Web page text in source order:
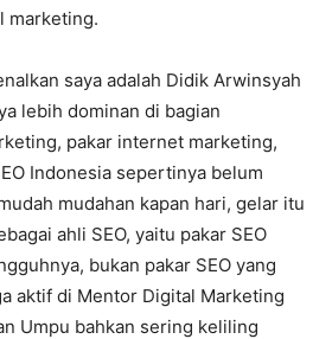
marketing.
saya adalah Didik Arwinsyah
lebih dominan di bagian
pakar internet marketing,
Indonesia sepertinya belum
mudahan kapan hari, gelar itu
ahli SEO, yaitu pakar SEO
bukan pakar SEO yang
aktif di Mentor Digital Marketing
Umpu bahkan sering keliling